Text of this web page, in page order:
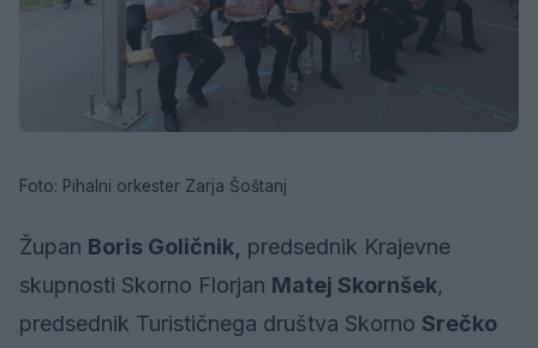
Foto: Pihalni orkester Zarja Šoštanj
Župan Boris Goličnik, predsednik Krajevne
skupnosti Skorno Florjan Matej Skornšek,
predsednik Turističnega društva Skorno Srečko